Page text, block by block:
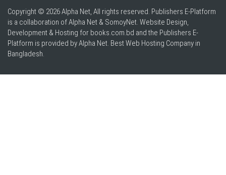
Copyright © 2026 Alpha Net, All rights reserved. Publishers E-Platform
is a collaboration of Alpha Net & SomoyNet. Website Design,
Development & Hosting for books.com.bd and the Publishers E-
Platform is provided by Alpha Net. BestWeb Hosting Company in
Bangladesh.